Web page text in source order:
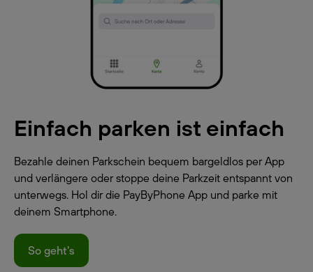
Einfach parken ist einfach
Bezahle deinen Parkschein bequem bargeldlos per App
und verlängere oder stoppe deine Parkzeit entspannt von
unterwegs. Hol dir die PayByPhone App und parke mit
deinem Smartphone.
So geht's